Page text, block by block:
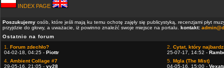
INDEX PAGE
Poszukujemy osób, które jeśli mają ku temu ochotę zajęły się publicystyką, recenzjami płyt
przyjdzie do głowy, a uważacie, iż powinno znaleźć swoje miejsce na portalu. kontakt:
Ostatnio na forum
1. Forum zdechło?
04-02-18, 04:25 - Piottr
2. Cytat, który
25-07-17, 14:52 -
4. Ambient Collage #7
29-05-16, 21:05 - yy28
5. Mgla (The Mist)
04-05-16, 15:00 -